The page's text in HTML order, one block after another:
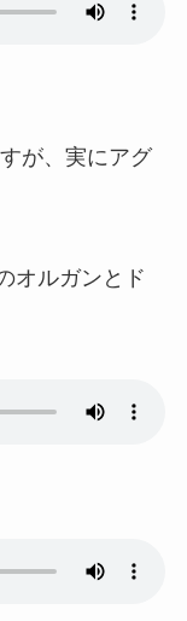
が、実にアグ
オルガンとド